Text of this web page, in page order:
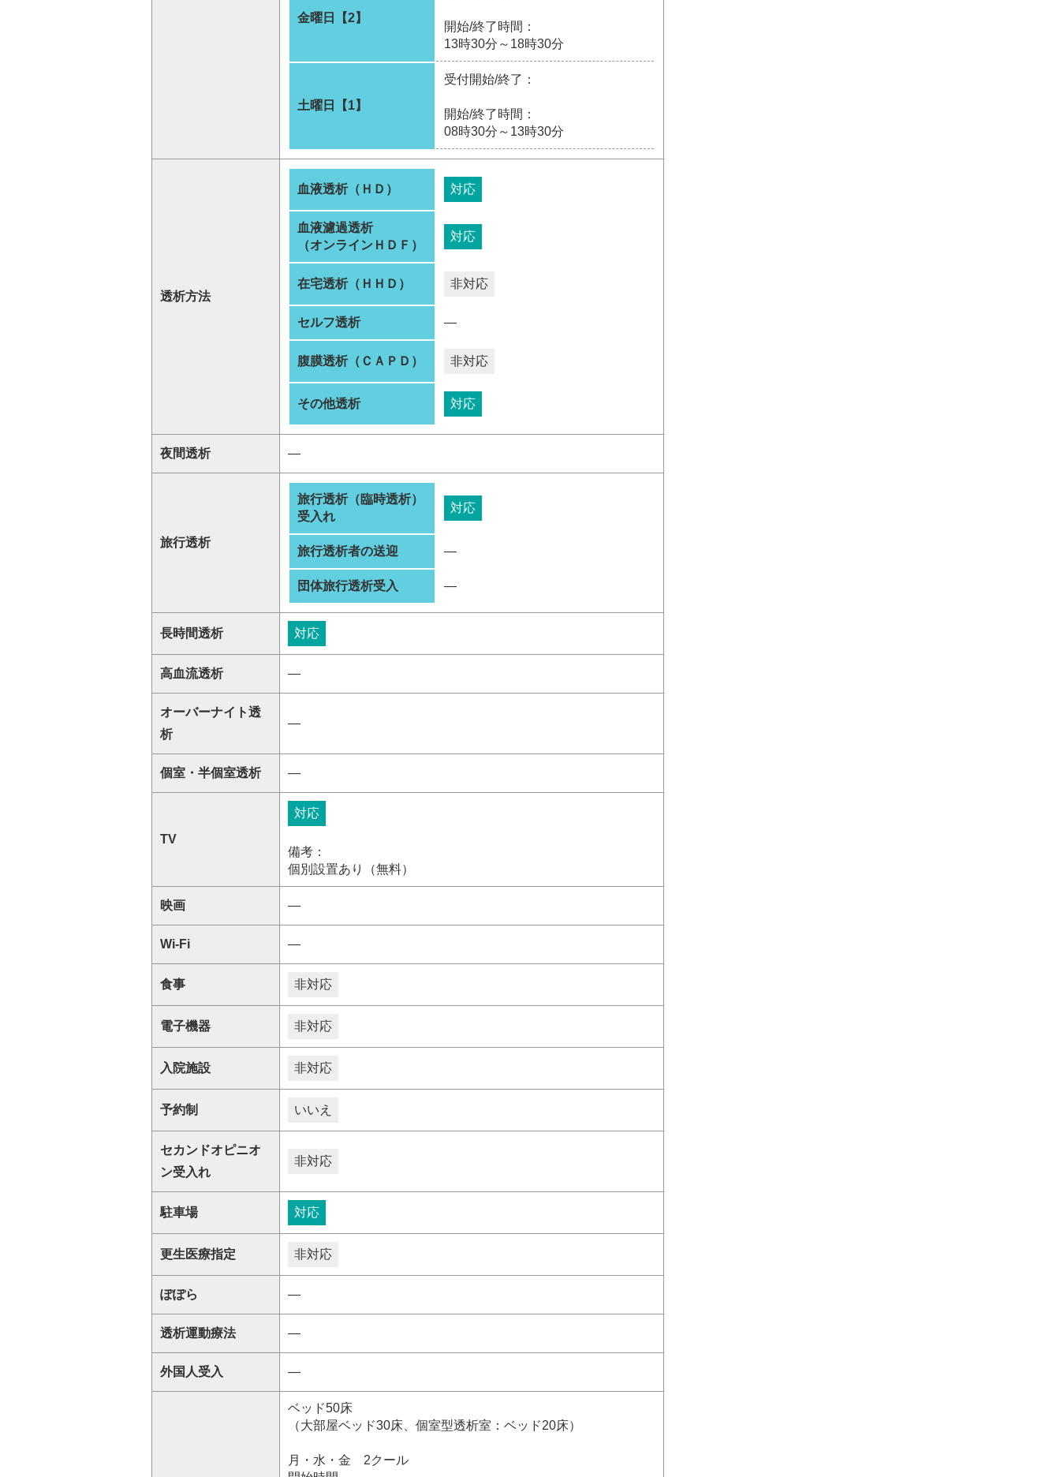
金曜日【2】
開始/終了時間：
13時30分～18時30分
土曜日【1】
受付開始/終了：
開始/終了時間：
08時30分～13時30分
透析方法
血液透析（ＨＤ） 対応
血液濾過透析
（オンラインＨＤＦ）
対応
在宅透析（ＨＨＤ） 非対応
セルフ透析 ―
腹膜透析（ＣＡＰＤ） 非対応
その他透析 対応
夜間透析 ―
旅行透析
旅行透析（臨時透析）
受入れ
対応
旅行透析者の送迎 ―
団体旅行透析受入 ―
長時間透析 対応
高血流透析 ―
オーバーナイト透
析
―
個室・半個室透析 ―
TV
対応
備考：
個別設置あり（無料）
映画 ―
Wi-Fi ―
食事 非対応
電子機器 非対応
入院施設 非対応
予約制 いいえ
セカンドオピニオ
ン受入れ
非対応
駐車場 対応
更生医療指定 非対応
ぽぽら ―
透析運動療法 ―
外国人受入 ―
ベッド50床
（大部屋ベッド30床、個室型透析室：ベッド20床）
月・水・金 2クール